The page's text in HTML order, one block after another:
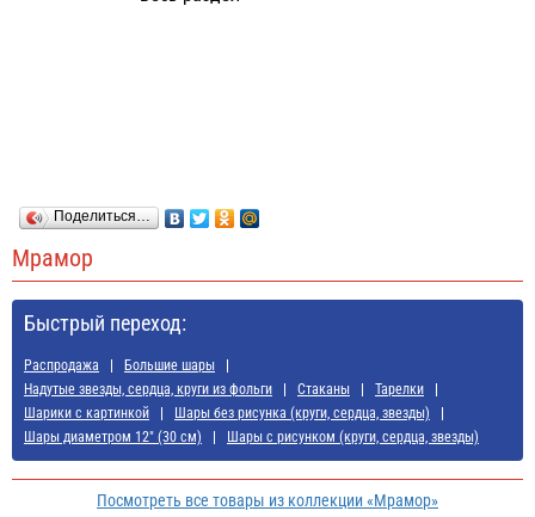
Поделиться…
Мрамор
Быстрый переход:
Распродажа
Большие шары
Надутые звезды, сердца, круги из фольги
Стаканы
Тарелки
Шарики с картинкой
Шары без рисунка (круги, сердца, звезды)
Шары диаметром 12" (30 см)
Шары с рисунком (круги, сердца, звезды)
Посмотреть все товары из коллекции «Мрамор»